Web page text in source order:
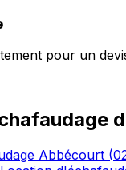
pour un
Abbécourt (